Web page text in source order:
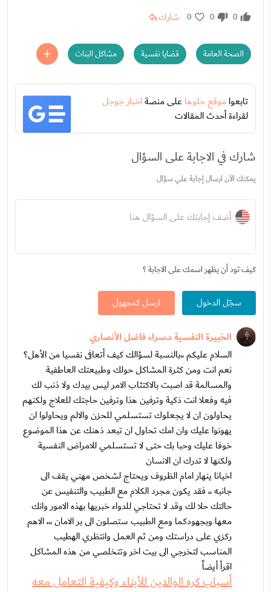
0
0
0 شارك
الصحة العامة قضايا نفسية مشاكل البنات
تابعواموقع حلوهاعلى منصةاخبار جوجل
لقراءة أحدث المقالات
شارك في الاجابة على السؤال
يمكنك الآن ارسال إجابة علي سؤال
أضف إجابتك على السؤال هنا
كيف تود أن يظهر اسمك على الاجابة ؟
سجّل الدخول ارسل كمجهول
الخبيرة النفسية د.سراء فاضل الأنصاري
السلام عليكم ،،بالنسبة لسؤالك كيف أتعافى نفسيا من الأهل؟
نعم انت ومن كثرة المشاكل حولك وطبيعتك العاطفية
والمسالمة قد اصبت بالاكتئاب الامر ليس بيدك ولا ذنب لك
فيه وفعلا انت ذكية وترفين هذا وترفين حاجتك للعلاج ولكنهم
يحاولون ان لا يجعلوك تستسلمي للحزن والالم ويحاولوا ان
يهونوا عليك وان امك تحاول ان تبعد ذهنك عن هذا الموضوع
خوفا عليك وحبا بك حتى لا تستسلمي للامراض النفسية
ولكنها لا تدرك ان الانسان
اخيانا ينهار امام الظروف ويحتاج لشخص مهني يقف الى
جانبه ،، فقد يكون مجرد الكلام مع الطبيب والتنفيس عن
حالتك حلا لك وقد لا تحتاجي للدواء خبريها بهذه الامور وانك
معها وبجهودكما ومع الطبيب ستصلون الى بر الامان ،،، الاهم
ركزي على دراستك ومن ثم العمل وانتظري الهطيب
المناسب لتخرجي الى بيت اخر وتتخلصي من هذه المشاكل
اقرأ أيضاً
أسباب كره الوالدين للأبناء وكيفية التعامل معه